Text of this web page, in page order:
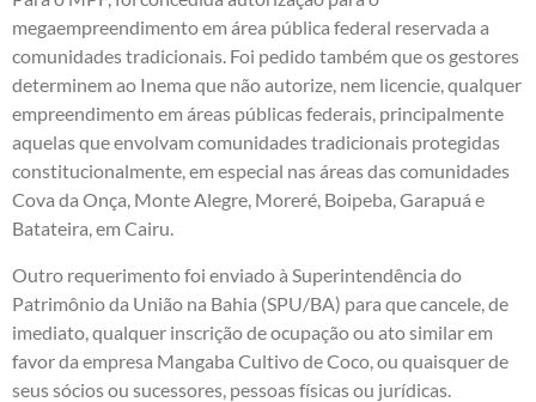
megaempreendimento em área pública federal reservada a
comunidades tradicionais. Foi pedido também que os gestores
determinem ao Inema que não autorize, nem licencie, qualquer
empreendimento em áreas públicas federais, principalmente
aquelas que envolvam comunidades tradicionais protegidas
constitucionalmente, em especial nas áreas das comunidades
Cova da Onça, Monte Alegre, Moreré, Boipeba, Garapuá e
Batateira, em Cairu.
Outro requerimento foi enviado à Superintendência do
Patrimônio da União na Bahia (SPU/BA) para que cancele, de
imediato, qualquer inscrição de ocupação ou ato similar em
favor da empresa Mangaba Cultivo de Coco, ou quaisquer de
seus sócios ou sucessores, pessoas físicas ou jurídicas.